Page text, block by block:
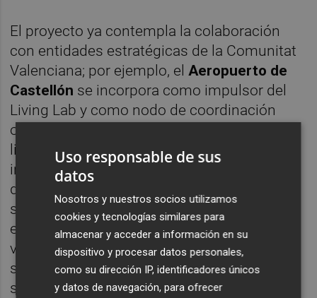
El proyecto ya contempla la colaboración
con entidades estratégicas de la Comunitat
Valenciana; por ejemplo, elAeropuerto de
Castellón se incorpora como impulsor del
Living Lab y como nodo de coordinación
operacional aeroespacial. Su papel no se
limita a aportar espacios: es la
infraestructura que permite aproximar los
demostradores a condiciones reales o
semirreales de operación, conectar con
empresas de base tecnológica y vincular la
validación de materiales, componentes y
subsistemas con necesidades propias del
sector aeroespacial. Así, Aerocas posee el
Uso responsable de sus
datos
Nosotros y nuestros socios utilizamos
cookies y tecnologías similares para
almacenar y acceder a información en su
dispositivo y procesar datos personales,
como su dirección IP, identificadores únicos
y datos de navegación, para ofrecer